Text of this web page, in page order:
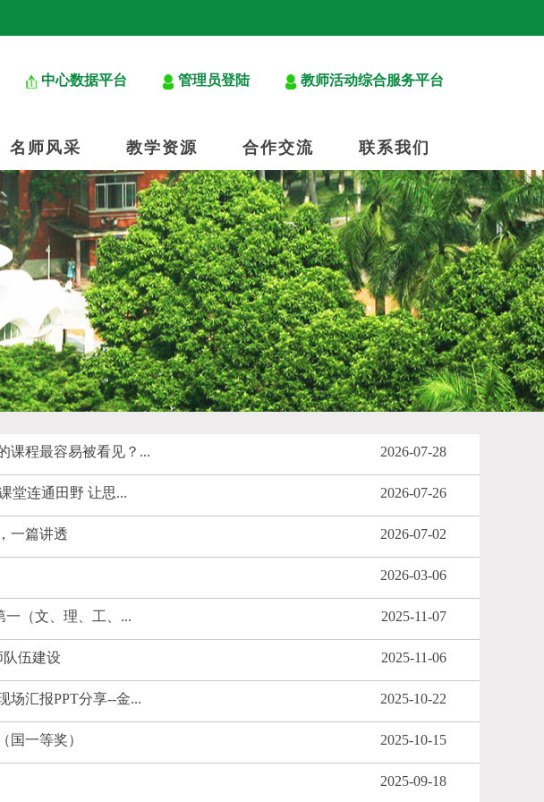
教师活动综合服务平台
管理员登陆
中心数据平台
名师风采 教学资源 合作交流 联系我们
课程最容易被看见？... 2026-07-28
堂连通田野 让思... 2026-07-26
一篇讲透 2026-07-02
2026-03-06
一（文、理、工、... 2025-11-07
伍建设 2025-11-06
场汇报PPT分享--金... 2025-10-22
国一等奖） 2025-10-15
2025-09-18